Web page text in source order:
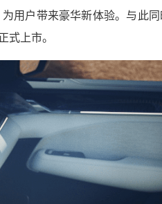
用户带来豪华新体验。与此
式上市。